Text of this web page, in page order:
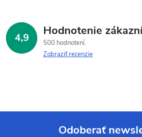
4,9 Hodnotenie
500 hodnotení
Zobraziť recenzie
Odoberať